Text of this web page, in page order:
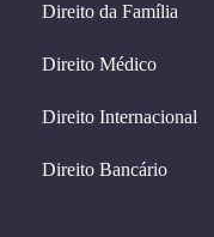
Direito da Família
Direito Médico
Direito Internacional
Direito Bancário